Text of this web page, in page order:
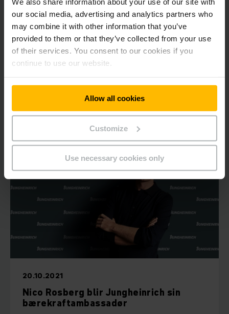
our social media, advertising and analytics partners who
may combine it with other information that you’ve
provided to them or that they’ve collected from your use
of their services. You consent to our cookies if you
continue to use our website.
Allow all cookies
Customize
Use necessary cookies only
"Bærekraft er dypt forankret i Jungheinrich sin
bedriftskultur," understreker Duffy. "Ansvarlig bruk av
ressursene våre er en sak som ligger oss på hjertet. Vi
ønsker å lage nye impulser, forlate opptråkkede stier og
tørre å prøve noe nytt. Det er nettopp denne ånden
Hvis du vil lære mer om kampanjen, klikk her
20.10.2021
Nico Rosberg blir Jungheinrich sin
bærekraftambassadør